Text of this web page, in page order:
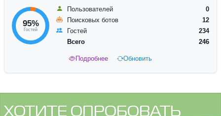
95%
Гостей
Пользователей
0
Поисковых ботов
12
Гостей
234
Всего
246
Подробнее Обновить
ХОТИТЕ ОПРОБОВАТЬ